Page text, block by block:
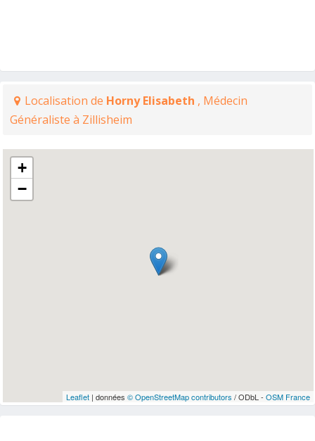
Localisation de Horny Elisabeth , Médecin
Généraliste à Zillisheim
+
−
Leaflet| données © OpenStreetMap contributors / ODbL - OSM France